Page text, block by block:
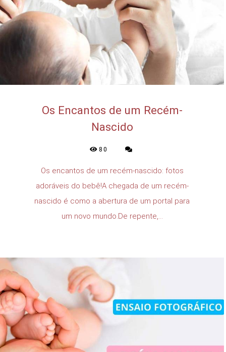
Os Encantos de um Recém-
Nascido
80
Os encantos de um recém-nascido: fotos
adoráveis do bebê!A chegada de um recém-
nascido é como a abertura de um portal para
um novo mundo.De repente,...